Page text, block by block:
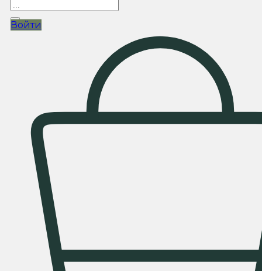
Войти